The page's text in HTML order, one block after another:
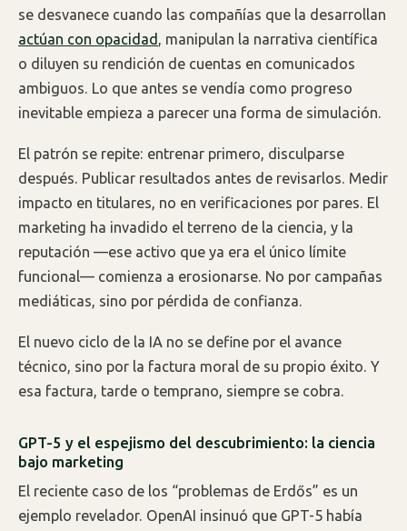
se desvanece cuando las compañías que la desarrollan
actúan con opacidad , manipulan la narrativa científica
o diluyen su rendición de cuentas en comunicados
ambiguos. Lo que antes se vendía como progreso
inevitable empieza a parecer una forma de simulación.
El patrón se repite: entrenar primero, disculparse
después. Publicar resultados antes de revisarlos. Medir
impacto en titulares, no en verificaciones por pares. El
marketing ha invadido el terreno de la ciencia, y la
reputación —ese activo que ya era el único límite
funcional— comienza a erosionarse. No por campañas
mediáticas, sino por pérdida de confianza.
El nuevo ciclo de la IA no se define por el avance
técnico, sino por la factura moral de su propio éxito. Y
esa factura, tarde o temprano, siempre se cobra.
GPT-5 y el espejismo del descubrimiento: la ciencia
bajo marketing
El reciente caso de los “problemas de Erdős” es un
ejemplo revelador. OpenAI insinuó que GPT-5 había